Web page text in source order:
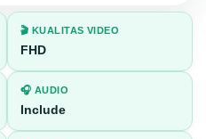
🎬 KUALITAS VIDEO
FHD
🎧 AUDIO
Include